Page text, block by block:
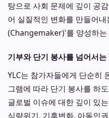
탕으로 사회 문제에 깊이 공
어 실질적인 변화를 만들어
(Changemaker)'를 양성하는
기부와 단기 봉사를 넘어서는
YLC는 참가자들에게 단순히
그램에 따라 단기 봉사를 하
글로벌 이슈에 대한 깊이 있
식량위기, 기후변화, 아동인